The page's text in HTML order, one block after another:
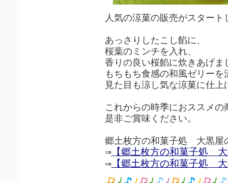
人気の涼菓の販売がスタート
あっさりしたこし餡に、
桜葉のミンチを入れ、
香りの良い桜餡に炊きあげま
もちもち食感の和風ゼリーを
見た目も涼し気な涼菓に仕上
これからの時季におススメの
是非ご賞味ください。
郷土枚方の和菓子処 大黒屋
⇒【郷土枚方の和菓子処
⇒【郷土枚方の和菓子処